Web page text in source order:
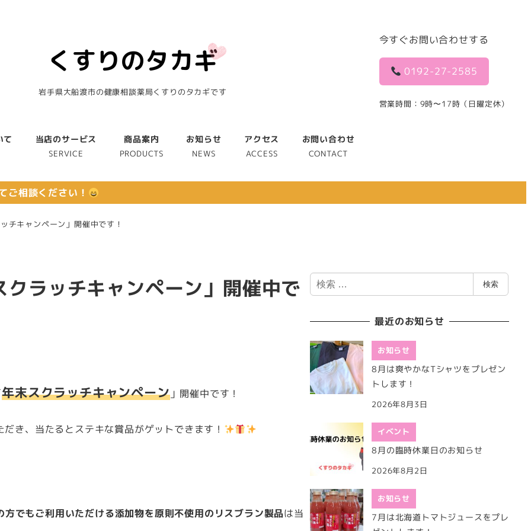
岩手県大船渡市の健康相談薬局くすりのタカギです
今すぐお問い合わせする
0192-27-2585
営業時間：9時〜17時（日曜定休）
て 当店のサービス
SERVICE
商品案内
PRODUCTS
お知らせ
NEWS
アクセス
ACCESS
お問い合わせ
CONTACT
ご相談ください！
チキャンペーン」開催中です！
ラッチキャンペーン」開催中で
年末スクラッチキャンペーン」開催中です！
だき、当たるとステキな賞品がゲットできます！
方でもご利用いただける添加物を原則不使用のリスブラン製品は当
検
索
検索
最近のお知らせ
お知らせ
8月は爽やかなTシャツをプレゼン
トします！
2026年8月3日
イベント
8月の臨時休業日のお知らせ
2026年8月2日
お知らせ
7月は北海道トマトジュースをプレ